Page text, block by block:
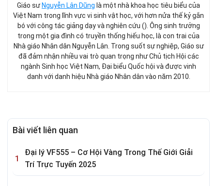
Giáo sư Nguyễn Lân Dũng là một nhà khoa học tiêu biểu của
Việt Nam trong lĩnh vực vi sinh vật học, với hơn nửa thế kỷ gắn
bó với công tác giảng dạy và nghiên cứu (). Ông sinh trưởng
trong một gia đình có truyền thống hiếu học, là con trai của
Nhà giáo Nhân dân Nguyễn Lân. Trong suốt sự nghiệp, Giáo sư
đã đảm nhận nhiều vai trò quan trọng như Chủ tịch Hội các
ngành Sinh học Việt Nam, Đại biểu Quốc hội và được vinh
danh với danh hiệu Nhà giáo Nhân dân vào năm 2010.
Bài viết liên quan
Đại lý VF555 – Cơ Hội Vàng Trong Thế Giới Giải
Trí Trực Tuyến 2025